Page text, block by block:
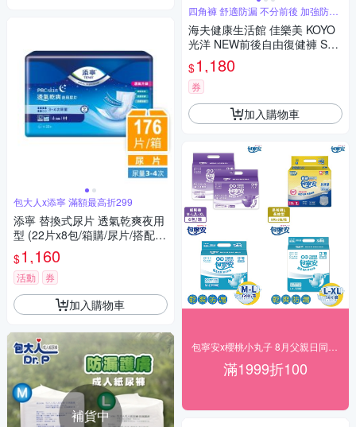
包大人x添寧 滿額最高折299
添寧 替換式尿片 透氣乾爽夜用
型 (22片x8包/箱購/尿片/搭配成
人紙尿褲)
$1,160
活動 券
加入購物車
補貨中
四角褲 舒適防漏 不分前後 加強防漏
褲型
海夫健康生活館 佳樂美 KOYO
光洋 NEW前後自由復健褲 S號
_20片/袋
$1,180
券
加入購物車
滿1999折100